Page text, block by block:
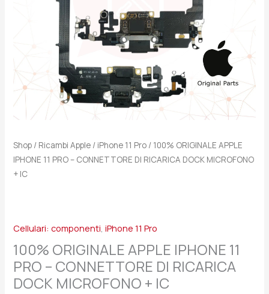
Shop / Ricambi Apple / iPhone 11 Pro / 100% ORIGINALE APPLE
IPHONE 11 PRO – CONNETTORE DI RICARICA DOCK MICROFONO
+ IC
Cellulari: componenti,iPhone 11 Pro
100% ORIGINALE APPLE IPHONE 11
PRO – CONNETTORE DI RICARICA
DOCK MICROFONO + IC
MICROFONO
IC
quantità